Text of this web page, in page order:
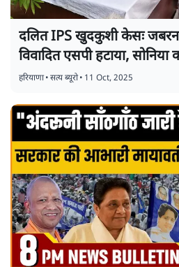
दलित IPS खुदकुशी केसः जबरन
विवादित एसपी हटाया, सोनिया
हरियाणा•सत्य ब्यूरो• 11 Oct, 2025